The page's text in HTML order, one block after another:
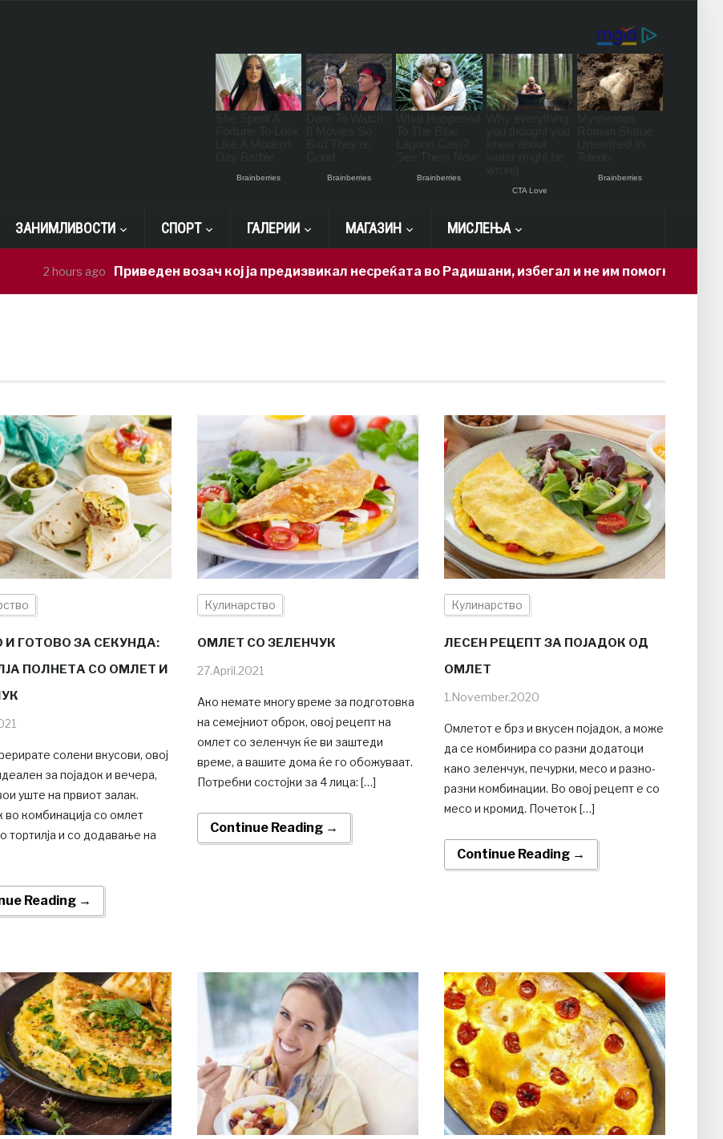
ЗАНИМЛИВОСТИ СПОРТ ГАЛЕРИИ МАГАЗИН МИСЛЕЊА
2 hours ago Приведен возач кој ја предизвикал несреќата во Радишани, избегал и не им помогнал на
И ГОТОВО ЗА СЕКУНДА:
ПОЛНЕТА СО ОМЛЕТ И
солени вкусови, овој
за појадок и вечера,
уште на првиот залак.
во комбинација со омлет
тортилја и со додавање на
Reading →
Кулинарство
ОМЛЕТ СО ЗЕЛЕНЧУК
27.April.2021
Ако немате многу време за подготовка
на семејниот оброк, овој рецепт на
омлет со зеленчук ќе ви заштеди
време, а вашите дома ќе го обожуваат.
Потребни состојки за 4 лица: […]
Continue Reading →
Кулинарство
ЛЕСЕН РЕЦЕПТ ЗА ПОЈАДОК ОД
ОМЛЕТ
1.November.2020
Омлетот е брз и вкусен појадок, а може
да се комбинира со разни додатоци
како зеленчук, печурки, месо и разно-
разни комбинации. Во овој рецепт е со
месо и кромид. Почеток […]
Continue Reading →